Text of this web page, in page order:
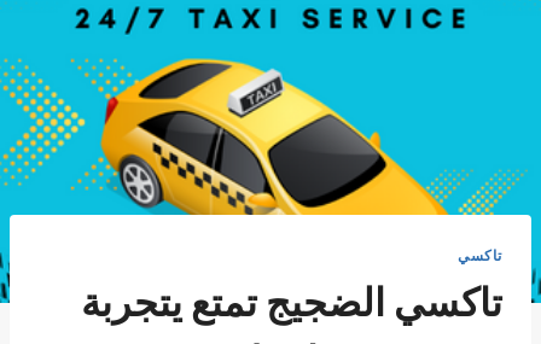
تاكسي
تاكسي الضجيج تمتع يتجربة